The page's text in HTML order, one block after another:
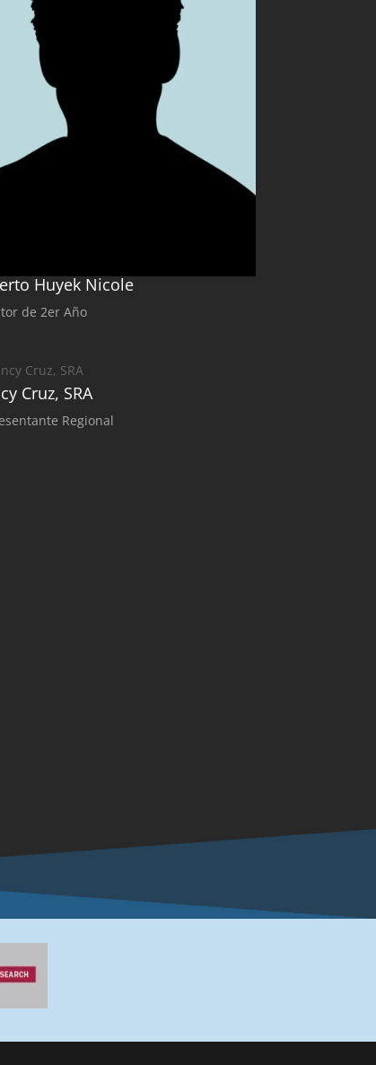
Huyek Nicole
de 2er Año
Cruz, SRA
Regional